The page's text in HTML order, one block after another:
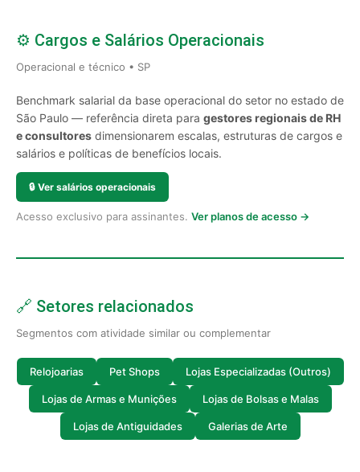
⚙️ Cargos e Salários Operacionais
Operacional e técnico • SP
Benchmark salarial da base operacional do setor no estado de
São Paulo — referência direta para gestores regionais de RH
e consultores dimensionarem escalas, estruturas de cargos e
salários e políticas de benefícios locais.
🔒 Ver salários operacionais
Acesso exclusivo para assinantes. Ver planos de acesso →
🔗 Setores relacionados
Segmentos com atividade similar ou complementar
Relojoarias Pet Shops Lojas Especializadas (Outros)
Lojas de Armas e Munições Lojas de Bolsas e Malas
Lojas de Antiguidades Galerias de Arte